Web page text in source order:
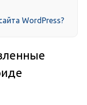
WordPress?